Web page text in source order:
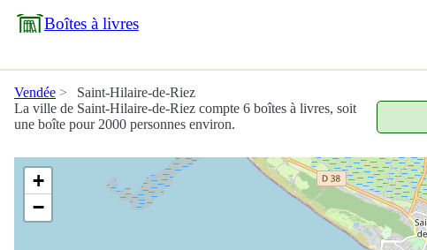
Boîtes à livres
Vendée
Saint-Hilaire-de-Riez
La ville de Saint-Hilaire-de-Riez compte 6 boîtes à livres, soit
une boîte pour 2000 personnes environ.
+
−